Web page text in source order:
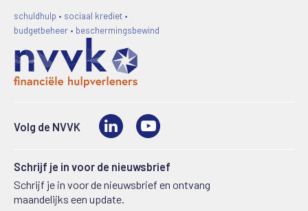
schuldhulp • sociaal krediet •
budgetbeheer • beschermingsbewind
Volg de NVVK LinkedIn
Schrijf je in voor de nieuwsbrief
Schrijf je in voor de nieuwsbrief en ontvang
maandelijks een update.